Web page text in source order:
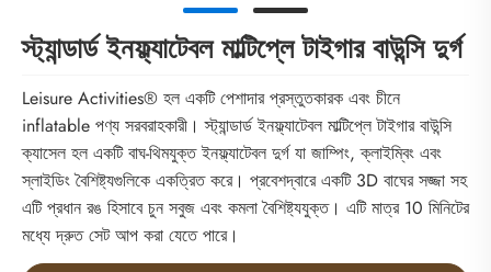
স্ট্যান্ডার্ড ইনফ্ল্যাটেবল মাল্টিপ্লে টাইগার বাউন্সি দুর্গ
Leisure Activities® হল একটি পেশাদার প্রস্তুতকারক এবং চীনে
inflatable পণ্য সরবরাহকারী। স্ট্যান্ডার্ড ইনফ্ল্যাটেবল মাল্টিপ্লে টাইগার বাউন্সি
ক্যাসেল হল একটি বাঘ-থিমযুক্ত ইনফ্ল্যাটেবল দুর্গ যা জাম্পিং, ক্লাইম্বিং এবং
স্লাইডিং বৈশিষ্ট্যগুলিকে একত্রিত করে। প্রবেশদ্বারে একটি 3D বাঘের সজ্জা সহ
এটি প্রধান রঙ হিসাবে চুন সবুজ এবং কমলা বৈশিষ্ট্যযুক্ত। এটি মাত্র 10 মিনিটের
মধ্যে দ্রুত সেট আপ করা যেতে পারে।